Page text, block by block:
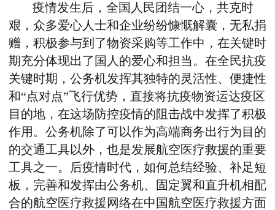
疫情发生后，全国人民团结一心，共克时
艰，众多爱心人士和企业纷纷慷慨解囊，无私捐
赠，积极参与到了物资采购等工作中，在关键时
期充分体现出了国人的爱心和担当。在全民抗疫
关键时期，公务机发挥其独特的灵活性、便捷性
和“点对点”飞行优势，直接将抗疫物资运达疫区
目的地，在这场防控疫情的阻击战中发挥了积极
作用。公务机除了可以作为高端商务出行为目的
的交通工具以外，也是发展航空医疗救援的重要
工具之一。后疫情时代，如何总结经验、补足短
板，完善和发挥由公务机、固定翼和直升机相配
合的航空医疗救援网络在中国航空医疗救援方面